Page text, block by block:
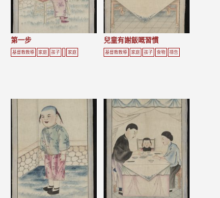
第一步
基督教教導 家庭 孩子 家庭
兒童有謝飯嘅習慣
基督教教導 家庭 孩子 食物 禱告